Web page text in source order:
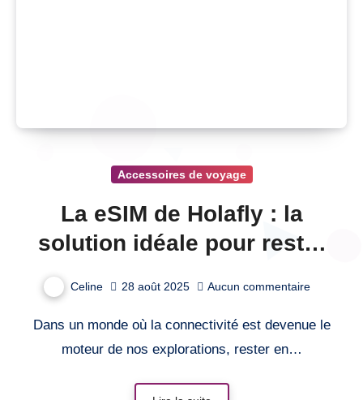
Accessoires de voyage
La eSIM de Holafly : la
solution idéale pour rester
Celine 28 août 2025 Aucun commentaire
Dans un monde où la connectivité est devenue le
moteur de nos explorations, rester en…